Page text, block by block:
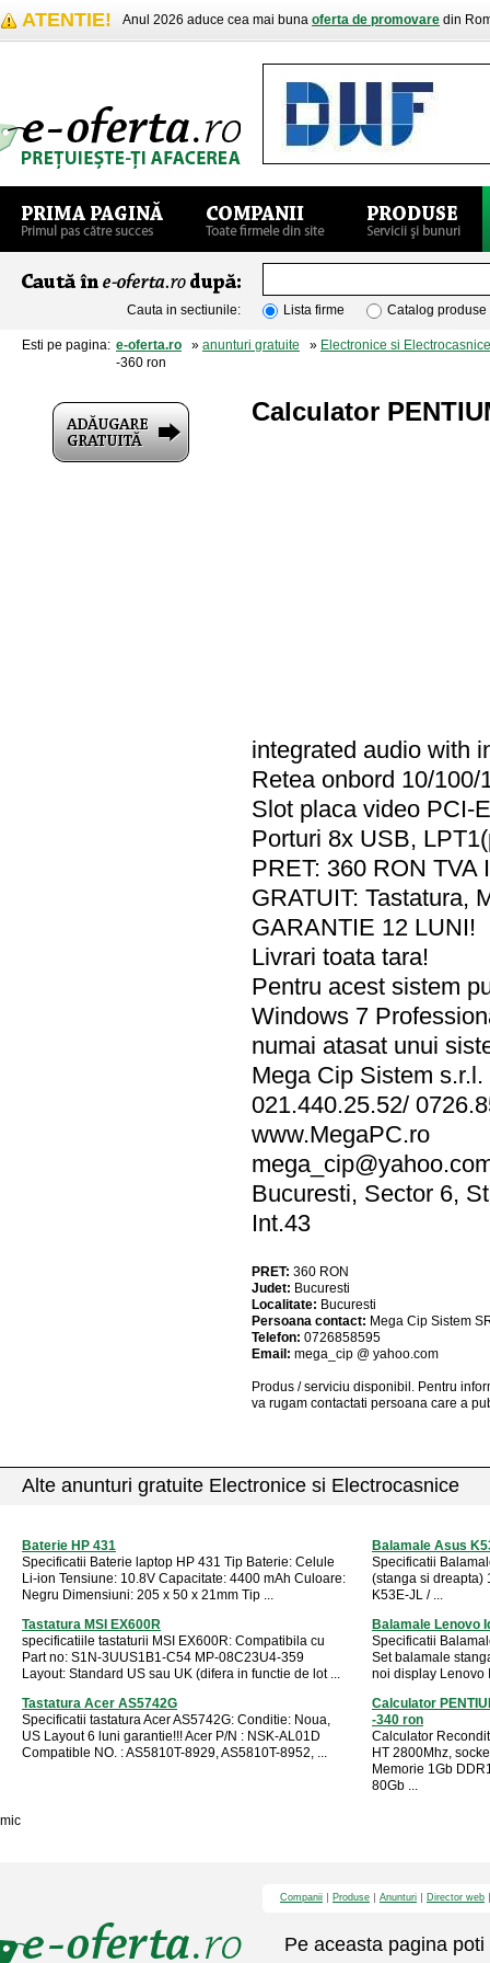
ATENTIE! Anul 2026 aduce cea mai buna oferta de promovare din
Cauta in sectiunile: Lista firme Catalog produse
Esti pe pagina: e-oferta.ro » anunturi gratuite » Electronice si Electrocasnice
-360 ron
Calculator
integrated audio with
Retea onbord 10/
Slot placa video PCI-
Porturi 8x USB,
PRET: 360 RON TVA
GRATUIT: Tastatura,
GARANTIE 12 LUNI!
Livrari toata tara!
Pentru acest sistem
Windows 7
numai atasat unui
Mega Cip Sistem s.r.l.
021.440.25.52/
www.MegaPC.ro
Bucuresti, Sector 6,
Int.43
PRET: 360 RON
Judet: Bucuresti
Localitate: Bucuresti
Persoana contact: Mega Cip Sistem
Telefon: 0726858595
Email: mega_cip @ yahoo.com
Produs / serviciu disponibil . Pentru
va rugam contactati persoana care a
Alte anunturi gratuite Electronice si Electrocasnice
Baterie HP 431
Specificatii Baterie laptop HP 431 Tip Baterie: Celule
Li-ion Tensiune: 10.8V Capacitate: 4400 mAh Culoare:
Negru Dimensiuni: 205 x 50 x 21mm Tip ...
Balamale Asus
Specificatii
(stanga si dreapta)
K53E-JL / ...
Tastatura MSI EX600R
specificatiile tastaturii MSI EX600R: Compatibila cu
Part no: S1N-3UUS1B1-C54 MP-08C23U4-359
Layout: Standard US sau UK (difera in functie de lot ...
Balamale Lenovo
Specificatii
Set balamale
noi display Lenovo
Tastatura Acer AS5742G
Specificatii tastatura Acer AS5742G: Conditie: Noua,
US Layout 6 luni garantie!!! Acer P/N : NSK-AL01D
Compatible NO. : AS5810T-8929, AS5810T-8952, ...
Calculator
-340 ron
Calculator
HT 2800Mhz,
Memorie 1Gb
80Gb ...
mic
Companii Produse Anunturi Director web
Pe aceasta pagina poti